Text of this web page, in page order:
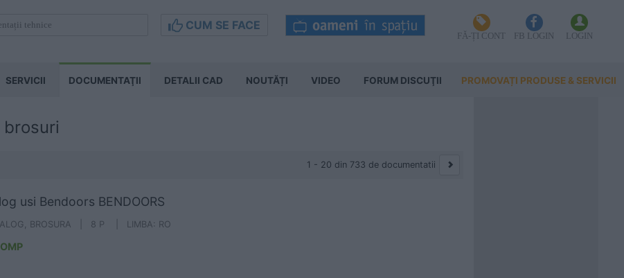
CUM SE FACE
FĂ-ȚI CONT FB LOGIN LOGIN
SERVICII DOCUMENTAŢII DETALII CAD NOUTĂȚI VIDEO FORUM DISCUŢII PROMOVAȚI PRODUSE & SERVICII
1 - 20 din 733 de documentatii
usi Bendoors BENDOORS
BROSURA | 8 P | LIMBA: RO